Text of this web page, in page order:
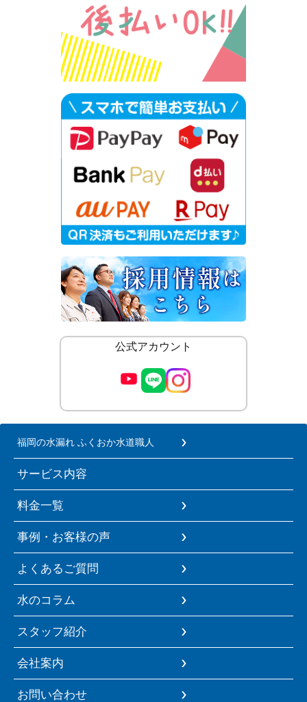
公式アカウント
福岡の水漏れ ふくおか水道職人
サービス内容
料金一覧
事例・お客様の声
よくあるご質問
水のコラム
スタッフ紹介
会社案内
お問い合わせ